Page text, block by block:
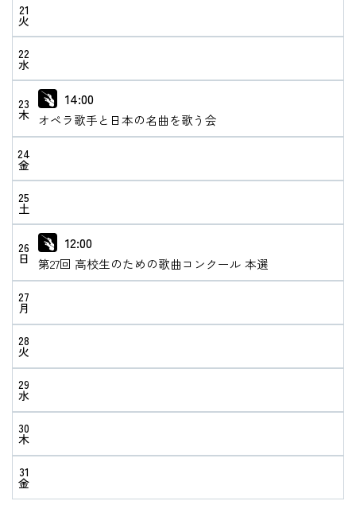
21
火
22
水
23
木
14:00
オペラ歌手と日本の名曲を歌う会
24
金
25
土
26
日
12:00
第27回 高校生のための歌曲コンクール 本選
27
月
28
火
29
水
30
木
31
金